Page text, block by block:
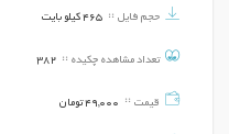
حجم فایل 465 کیلو بایت
تعداد مشاهده چکیده 382
قیمت 49,000تومان